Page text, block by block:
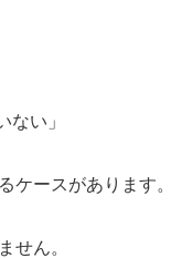
ない」
ケースがあります。
せん。